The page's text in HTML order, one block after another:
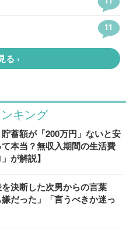
キング
蓄額が「200万円」ないと安
本当？無収入期間の生活費
が解説】
決断した次男からの言葉
嫌だった」「言うべきか迷っ